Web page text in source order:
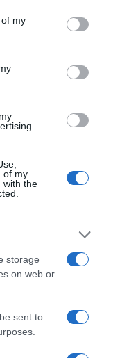
You may click to
its third-party tags to
in below Google
my
of my
with the
storage
on web or
sent to
αμείβονται